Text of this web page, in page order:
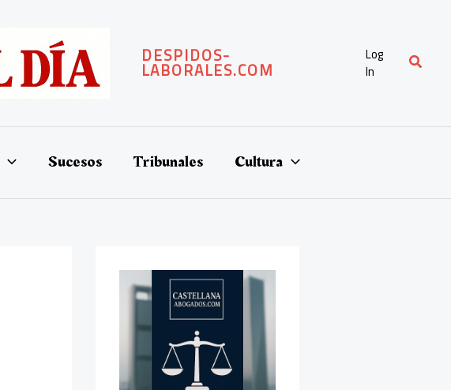
DESPIDOS-
LABORALES.COM
Log
In Buscar
Sucesos Tribunales Cultura